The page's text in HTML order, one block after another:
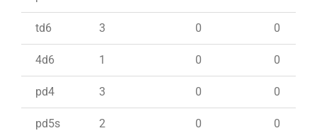
td6 3 0 0
4d6 1 0 0
pd4 3 0 0
pd5s 2 0 0